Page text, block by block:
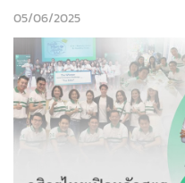
05/06/2025